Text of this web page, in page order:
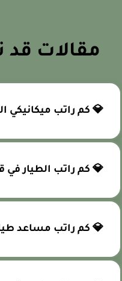
مقالات قد
💎 كم راتب ميكانيكي
💎 كم راتب الطيار في
💎 كم راتب مساعد